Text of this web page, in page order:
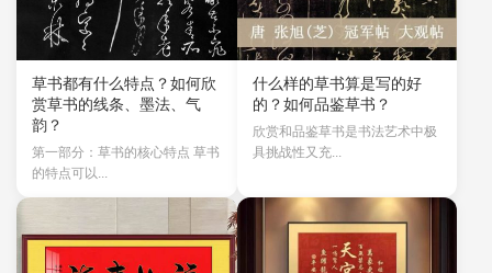
草书都有什么特点？如何欣
赏草书的线条、墨法、气
韵？
第一部分：草书的核心特点 草书
的特点可以...
什么样的草书算是写的好
的？如何品鉴草书？
欣赏和品鉴草书是书法艺术中极
具挑战性又充...